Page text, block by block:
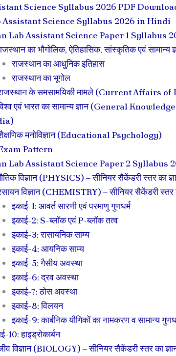
Science Syllabus 2026 PDF
Assistant Science Syllabus 2026 in Hindi
Lab Assistant Science Paper 1 Syllabus
का भौगोलिक, ऐतिहासिक, सांस्कृतिक एवं सामान्य
राजस्थान का आधुनिक इतिहास
राजस्थान का भूगोल
के समसामयिकी मामले (Current Affairs
एवं भारत का सामान्य ज्ञान (General
मनोविज्ञान (Educational Psychology)
Pattern
Lab Assistant Science Paper 2 Syllabus
विज्ञान (PHYSICS) – सीनियर सैकेंडरी स्तर का
विज्ञान (CHEMISTRY) – सीनियर सैकेंडरी स्तर
इकाई-1: आवर्त सारणी एवं परमाणु गुणधर्म
इकाई-2: S-ब्लॉक एवं P-ब्लॉक तत्व
इकाई-3: रासायनिक साम्य
इकाई-4: आयनिक साम्य
इकाई-5: गैसीय अवस्था
इकाई-6: द्रव अवस्था
इकाई-7: ठोस अवस्था
इकाई-8: विलयन
इकाई-9: कार्बनिक यौगिकों का नामकरण व सामान्य
10: हाइड्रोकार्बन
विज्ञान (BIOLOGY) – सीनियर सैकेंडरी स्तर का